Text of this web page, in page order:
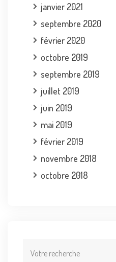
janvier 2021
septembre 2020
février 2020
octobre 2019
septembre 2019
juillet 2019
juin 2019
mai 2019
février 2019
novembre 2018
octobre 2018